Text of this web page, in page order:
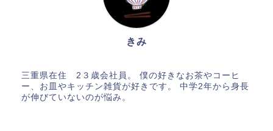
きみ
三重県在住 2３歳会社員。 僕の好きなお茶やコーヒ
ー、お皿やキッチン雑貨が好きです。 中学2年から身長
が伸びていないのが悩み。